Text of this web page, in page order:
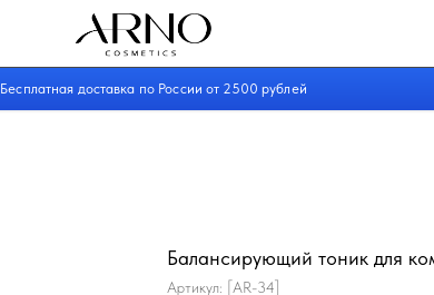
Бесплатная доставка по России от 2500 рублей
Балансирующий тоник для
Артикул: [AR-34]